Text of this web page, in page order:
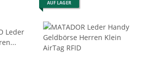
AUF LAGER